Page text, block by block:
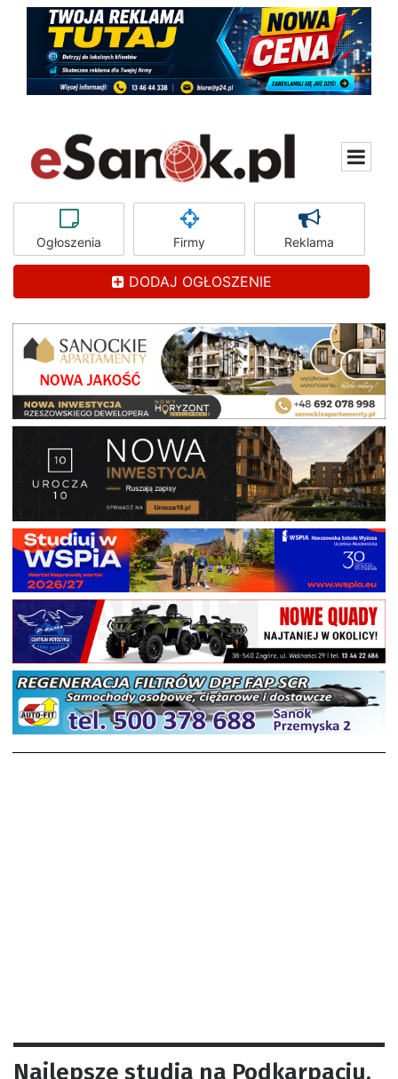
Ogłoszenia Firmy Reklama
DODAJ OGŁOSZENIE
Najlepsze studia na Podkarpaciu.